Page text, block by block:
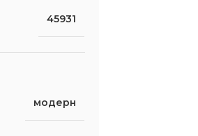
45931
модерн